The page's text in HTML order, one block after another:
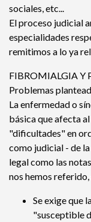
sociales, etc...
El proceso judicial
especialidades
remitimos a lo ya
FIBROMIALGIA Y
Problemas
La enfermedad o
básica que afecta
"dificultades" en
como judicial - de
legal como las
nos hemos
Se exige que
"susceptible